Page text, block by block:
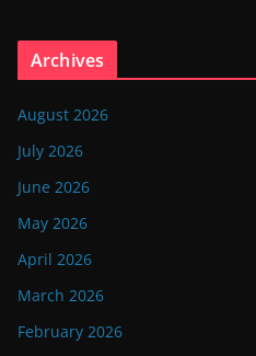
Archives
August 2026
July 2026
June 2026
May 2026
April 2026
March 2026
February 2026